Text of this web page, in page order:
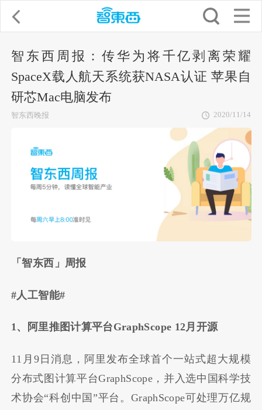
智东西周报：传华为将千亿剥离荣耀
SpaceX载人航天系统获NASA认证 苹果自
研芯Mac电脑发布
智东西晚报 2020/11/14
「智东西」周报
#人工智能#
1、阿里推图计算平台GraphScope 12月开源
11月9日消息，阿里发布全球首个一站式超大规模
分布式图计算平台GraphScope，并入选中国科学技
术协会“科创中国”平台。GraphScope可处理万亿规